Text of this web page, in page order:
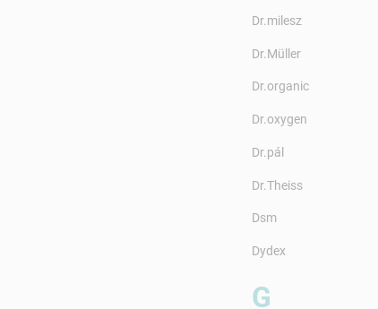
Dr.milesz
Dr.Müller
Dr.organic
Dr.oxygen
Dr.pál
Dr.Theiss
Dsm
Dydex
G